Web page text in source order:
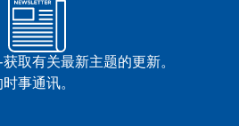
取有关最新主题的更新。
事通讯。